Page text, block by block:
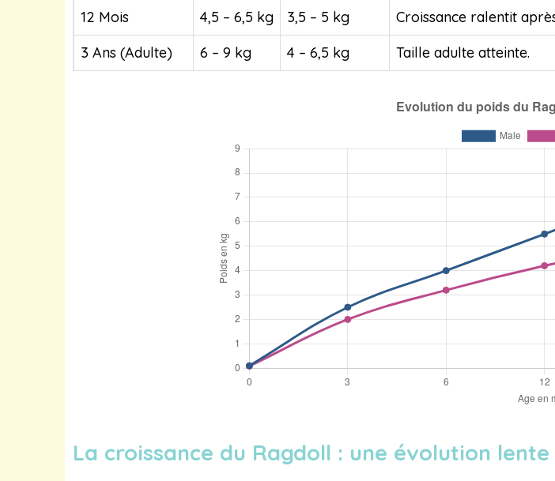
12 Mois
4,5 – 6,5 kg 3,5 – 5 kg
Croissance ralentit
3 Ans (Adulte)
6 – 9 kg 4 – 6,5 kg Taille adulte atteinte.
La croissance du Ragdoll : une évolution